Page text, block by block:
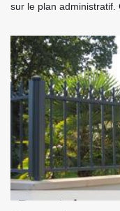
sur le plan administratif.